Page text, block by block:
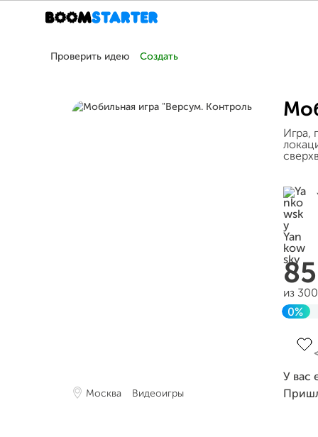
Проверить идею Создать
Москва Видеоигры
Игра,
из
0%
У вас